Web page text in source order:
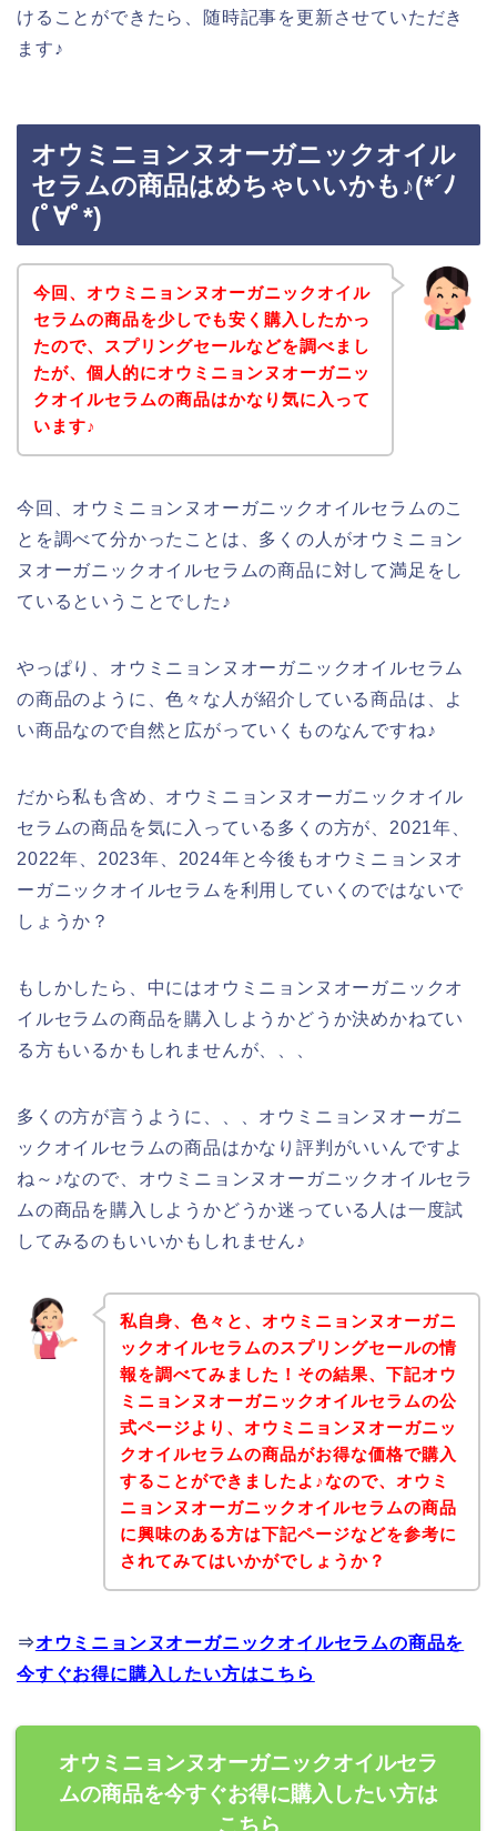
けることができたら、随時記事を更新させていただき
ます♪
オウミニョンヌオーガニックオイル
セラムの商品はめちゃいいかも♪(*´ﾉ
(ﾟ∀ﾟ*)
今回、オウミニョンヌオーガニックオイル
セラムの商品を少しでも安く購入したかっ
たので、スプリングセールなどを調べまし
たが、個人的にオウミニョンヌオーガニッ
クオイルセラムの商品はかなり気に入って
います♪
今回、オウミニョンヌオーガニックオイルセラムのこ
とを調べて分かったことは、多くの人がオウミニョン
ヌオーガニックオイルセラムの商品に対して満足をし
ているということでした♪
やっぱり、オウミニョンヌオーガニックオイルセラム
の商品のように、色々な人が紹介している商品は、よ
い商品なので自然と広がっていくものなんですね♪
だから私も含め、オウミニョンヌオーガニックオイル
セラムの商品を気に入っている多くの方が、2021年、
2022年、2023年、2024年と今後もオウミニョンヌオ
ーガニックオイルセラムを利用していくのではないで
しょうか？
もしかしたら、中にはオウミニョンヌオーガニックオ
イルセラムの商品を購入しようかどうか決めかねてい
る方もいるかもしれませんが、、、
多くの方が言うように、、、オウミニョンヌオーガニ
ックオイルセラムの商品はかなり評判がいいんですよ
ね～♪なので、オウミニョンヌオーガニックオイルセラ
ムの商品を購入しようかどうか迷っている人は一度試
してみるのもいいかもしれません♪
私自身、色々と、オウミニョンヌオーガニ
ックオイルセラムのスプリングセールの情
報を調べてみました！その結果、下記オウ
ミニョンヌオーガニックオイルセラムの公
式ページより、オウミニョンヌオーガニッ
クオイルセラムの商品がお得な価格で購入
することができましたよ♪なので、オウミ
ニョンヌオーガニックオイルセラムの商品
に興味のある方は下記ページなどを参考に
されてみてはいかがでしょうか？
⇒オウミニョンヌオーガニックオイルセラムの商品を
今すぐお得に購入したい方はこちら
オウミニョンヌオーガニックオイルセラ
ムの商品を今すぐお得に購入したい方は
こちら